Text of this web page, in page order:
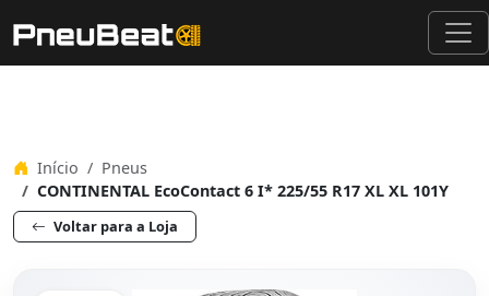
Início
Pneus
CONTINENTAL EcoContact 6 I* 225/55 R17 XL XL 101Y
Voltar para a Loja